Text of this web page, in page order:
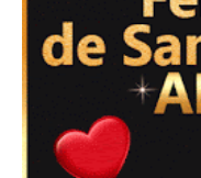
🎁 Imágenes Gif
San Valentín 2026 💘